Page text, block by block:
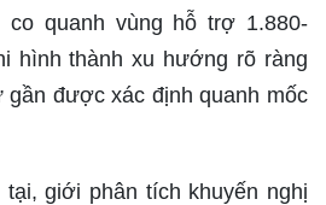
co quanh vùng hỗ trợ 1.880-
hình thành xu hướng rõ ràng
gần được xác định quanh mốc
tại, giới phân tích khuyến nghị